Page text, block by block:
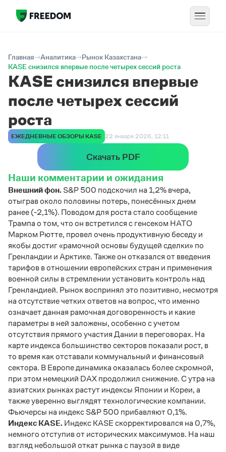
Главная Аналитика
Рынок Казахстана
KASE снизился впервые после четырех сессий роста
KASE снизился впервые
после четырех сессий
роста
ЕЖЕДНЕВНЫЕ ОБЗОРЫ KASE 22 января 2026, 12:11
Скачать PDF
Наши комментарии и ожидания
Внешний фон. S&P 500 подскочил на 1,2% вчера,
отыграв около половины потерь, понесённых днем
ранее (-2,1%). Поводом для роста стало сообщение
Трампа о том, что он встретился с генсеком НАТО
Марком Рютте, провел очень продуктивную беседу и
якобы достиг «рамочной основы будущей сделки» по
Гренландии и Арктике. Также он отказался от введения
тарифов в отношении европейских стран и применения
военной силы в стремлении установить контроль над
Гренландией. Рынок воспринял это позитивно, несмотря
на отсутствие четких ответов на вопрос, что именно
означает данная рамочная договоренность и какие
параметры в ней заложены, особенно с учетом
отсутствия прямого участия Дании в переговорах. На
карте индекса большинство секторов показали рост, в
то время как отставали коммунальный и финансовый
сектора. В Европе динамика оказалась более скромной,
при этом немецкий DAX продолжил снижение. С утра на
азиатских рынках растут индексы Японии и Кореи, а
также уверенно выглядят технологические компании.
Фьючерсы на индекс S&P 500 прибавляют 0,1%.
Индекс KASE. Индекс KASE скорректировался на 0,7%,
немного отступив от исторических максимумов. На наш
взгляд небольшой откат рынка с паузой в виде